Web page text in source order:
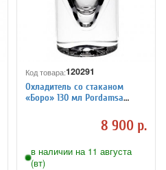
Код товара:120291
Охладитель со стаканом
«Боро» 130 мл Pordamsa
8 900 р.
в наличии на 11 августа
(вт)